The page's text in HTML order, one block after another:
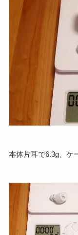
本体片耳で6.3g、ケ